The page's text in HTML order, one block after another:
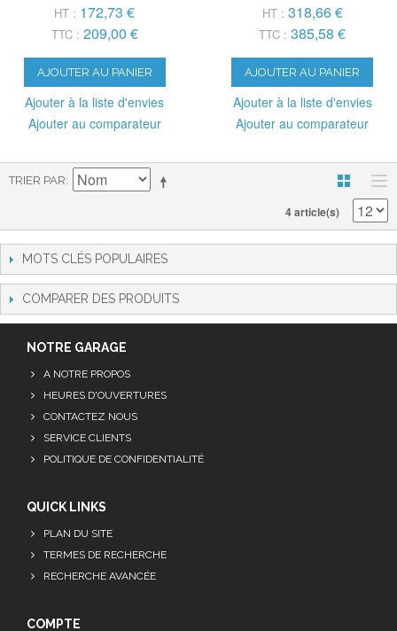
HT : 172,73 €
TTC : 209,00 €
AJOUTER AU PANIER
Ajouter à la liste d'envies
Ajouter au comparateur
HT : 318,66 €
TTC : 385,58 €
AJOUTER AU PANIER
Ajouter à la liste d'envies
Ajouter au comparateur
TRIER PAR
4 article(s)
MOTS CLÉS POPULAIRES
COMPARER DES PRODUITS
NOTRE GARAGE
A NOTRE PROPOS
HEURES D'OUVERTURES
CONTACTEZ NOUS
SERVICE CLIENTS
POLITIQUE DE CONFIDENTIALITÉ
QUICK LINKS
PLAN DU SITE
TERMES DE RECHERCHE
RECHERCHE AVANCÉE
COMPTE